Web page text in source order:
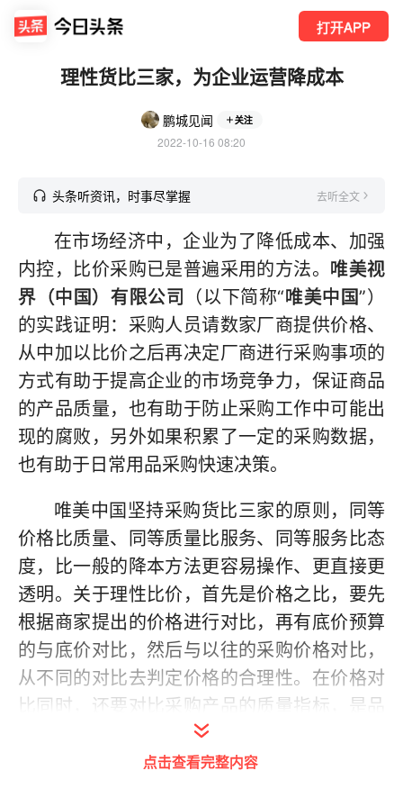
打开APP
理性货比三家，为企业运营降成本
鹏城见闻 关注
2022-10-16 08:20
头条听资讯，时事尽掌握 去听全文
在市场经济中，企业为了降低成本、加强
内控，比价采购已是普遍采用的方法。 唯美视
界（中国）有限公司
（以下简称“唯美中国”）
的实践证明：采购人员请数家厂商提供价格、
从中加以比价之后再决定厂商进行采购事项的
方式有助于提高企业的市场竞争力，保证商品
的产品质量，也有助于防止采购工作中可能出
现的腐败，另外如果积累了一定的采购数据，
也有助于日常用品采购快速决策。
唯美中国坚持采购货比三家的原则，同等
价格比质量、同等质量比服务、同等服务比态
度，比一般的降本方法更容易操作、更直接更
透明。关于理性比价，首先是价格之比，要先
根据商家提出的价格进行对比，再有底价预算
的与底价对比，然后与以往的采购价格对比，
从不同的对比去判定价格的合理性。在价格对
比同时，还要对比采购产品的质量指标，是品
牌产品还是同质类产品，并要根据使用者的需
求来确定。特别是对同类质产品的使用一定要
点击查看完整内容